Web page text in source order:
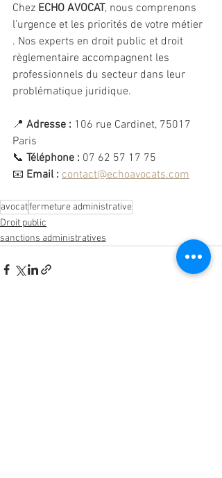
Chez ECHO AVOCAT, nous comprenons
l’urgence et les priorités de votre métier
. Nos experts en droit public et droit
règlementaire accompagnent les
professionnels du secteur dans leur
problématique juridique.
📍 Adresse : 106 rue Cardinet, 75017
Paris
📞 Téléphone : 07 62 57 17 75
📧 Email : contact@echoavocats.com
avocatfermeture administrative
Droit public
sanctions administratives